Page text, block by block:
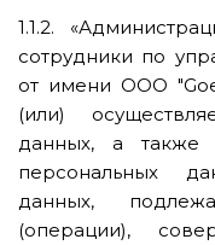
1.1.2.
сотрудники по
от имени ООО
(или)
данных, а также
персональных
данных,
(операции),